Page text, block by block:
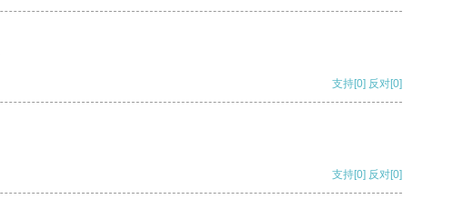
支持[0] 反对[0]
支持[0] 反对[0]